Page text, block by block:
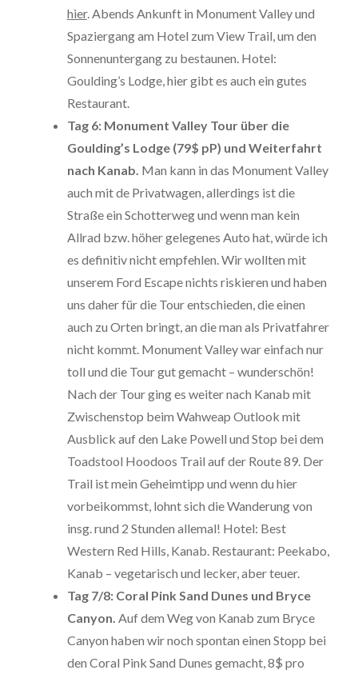
hier. Abends Ankunft in Monument Valley und
Spaziergang am Hotel zum View Trail, um den
Sonnenuntergang zu bestaunen. Hotel:
Goulding’s Lodge, hier gibt es auch ein gutes
Restaurant.
Tag 6: Monument Valley Tour über die
Goulding’s Lodge (79$ pP) und Weiterfahrt
nach Kanab. Man kann in das Monument Valley
auch mit de Privatwagen, allerdings ist die
Straße ein Schotterweg und wenn man kein
Allrad bzw. höher gelegenes Auto hat, würde ich
es definitiv nicht empfehlen. Wir wollten mit
unserem Ford Escape nichts riskieren und haben
uns daher für die Tour entschieden, die einen
auch zu Orten bringt, an die man als Privatfahrer
nicht kommt. Monument Valley war einfach nur
toll und die Tour gut gemacht – wunderschön!
Nach der Tour ging es weiter nach Kanab mit
Zwischenstop beim Wahweap Outlook mit
Ausblick auf den Lake Powell und Stop bei dem
Toadstool Hoodoos Trail auf der Route 89. Der
Trail ist mein Geheimtipp und wenn du hier
vorbeikommst, lohnt sich die Wanderung von
insg. rund 2 Stunden allemal! Hotel: Best
Western Red Hills, Kanab. Restaurant: Peekabo,
Kanab – vegetarisch und lecker, aber teuer.
Tag 7/8: Coral Pink Sand Dunes und Bryce
Canyon. Auf dem Weg von Kanab zum Bryce
Canyon haben wir noch spontan einen Stopp bei
den Coral Pink Sand Dunes gemacht, 8$ pro